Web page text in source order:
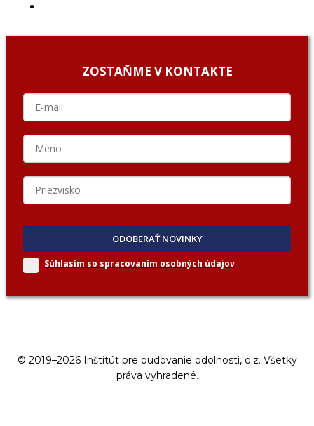
ZOSTAŇME V KONTAKTE
ODOBERAŤ NOVINKY
Súhlasím so spracovaním osobných údajov
© 2019–2026 Inštitút pre budovanie odolnosti, o.z. Všetky
práva vyhradené.